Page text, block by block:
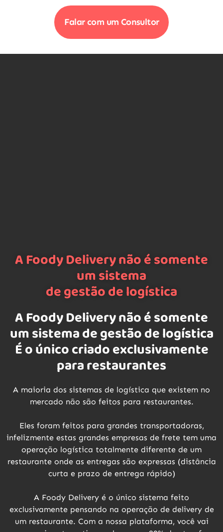
Falar com um Consultor
A Foody Delivery não é somente
um sistema
de gestão de logística
A Foody Delivery não é somente
um sistema de gestão de logística
É o único criado exclusivamente
para restaurantes
A maioria dos sistemas de logística que existem no
mercado não são feitos para restaurantes.
Eles foram feitos para grandes transportadoras,
infelizmente estas grandes empresas de frete tem uma
operação logística totalmente diferente de um
restaurante onde as entregas são expressas (distância
curta e prazo de entrega rápido)
A Foody Delivery é o único sistema feito
exclusivamente pensando na operação de delivery de
um restaurante. Com a nossa plataforma, você vai